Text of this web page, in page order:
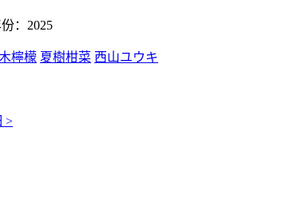
： 2025
檸檬 夏樹柑菜 西山ユウキ
>